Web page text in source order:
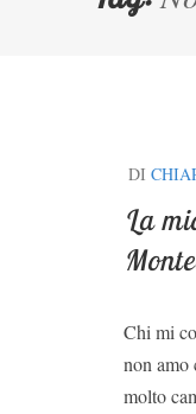
DI
La
Chi mi
non amo
molto